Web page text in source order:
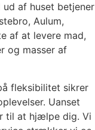
af huset betjener
Aulum,
af at levere mad,
og masser af
fleksibilitet sikrer
Uanset
til at hjælpe dig. Vi